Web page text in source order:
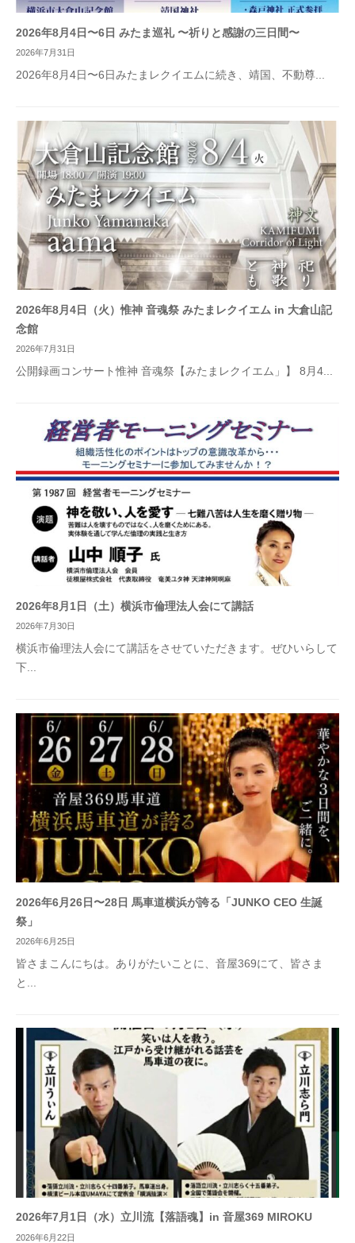
2026年8月4日〜6日 みたま巡礼 〜祈りと感謝の三日間〜
2026年7月31日
2026年8月4日〜6日みたまレクイエムに続き、靖国、不動尊...
2026年8月4日（火）惟神 音魂祭 みたまレクイエム in 大倉山記
念館
2026年7月31日
公開録画コンサート惟神 音魂祭【みたまレクイエム」】 8月4...
2026年8月1日（土）横浜市倫理法人会にて講話
2026年7月30日
横浜市倫理法人会にて講話をさせていただきます。ぜひいらして
下...
2026年6月26日〜28日 馬車道横浜が誇る「JUNKO CEO 生誕
祭」
2026年6月25日
皆さまこんにちは。ありがたいことに、音屋369にて、皆さま
と...
2026年7月1日（水）立川流【落語魂】in 音屋369 MIROKU
2026年6月22日